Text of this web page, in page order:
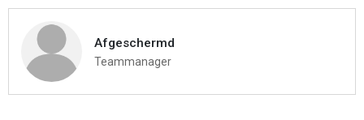
Afgeschermd
Teammanager